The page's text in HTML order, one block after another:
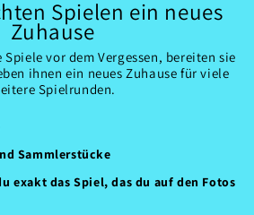
Spielen ein neues
Zuhause
vor dem Vergessen, bereiten sie
ihnen ein neues Zuhause für viele
Spielrunden.
Sammlerstücke
exakt das Spiel, das du auf den Fotos